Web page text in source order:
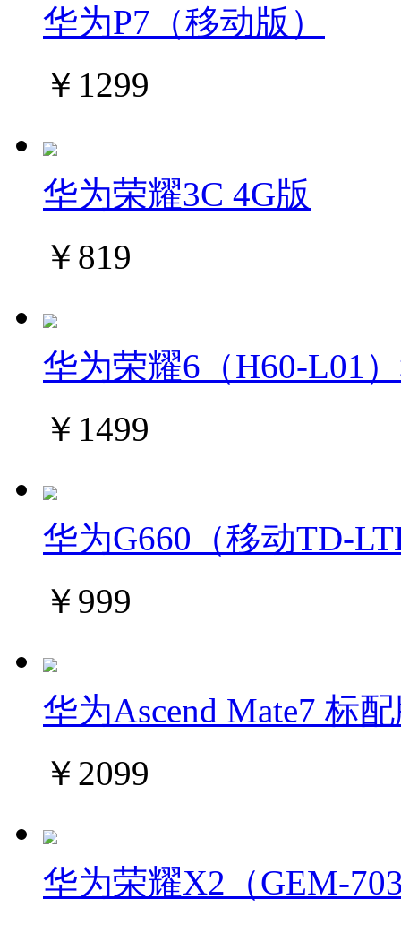
华为P7（移动版）
￥1299
华为荣耀3C 4G版
￥819
华为荣耀6（H60-L01
￥1499
华为G660（移动TD-
￥999
华为Ascend Mate7 标
￥2099
华为荣耀X2（GEM-